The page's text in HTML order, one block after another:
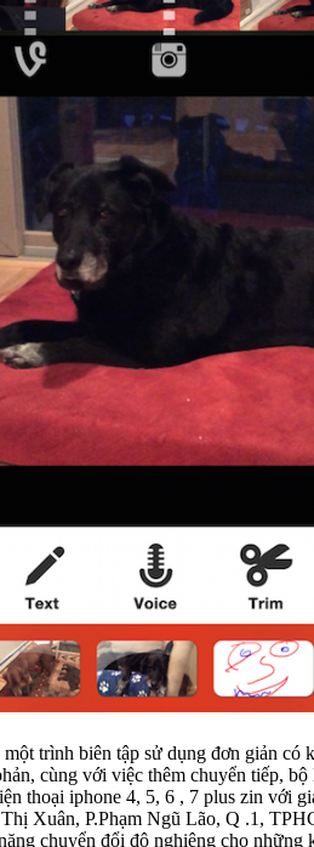
thêm chuyển tiếp, bộ lọc, tiêu đề, nhạc, hiệu ứng âm
thoại iphone 4, 5, 6 , 7 plus zin
cũng có một số chế độ đặc biệt, bao gồm chuyển động trượt, phát đoạn phim ngược lại, và khả năng tạo video chuyển
chuyển đổi độ nghiêng cho